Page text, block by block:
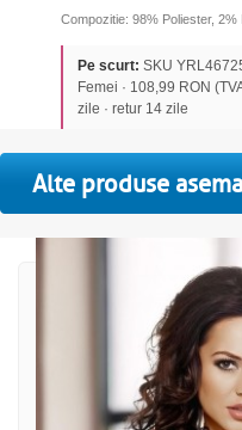
Compozitie: 98% Poliester, 2%
Pe scurt: SKU
Femei · 108,99 RON
zile · retur 14 zile
Alte produse